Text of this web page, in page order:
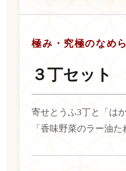
極み・究極のなめ
３丁セット
寄せとうふ3丁と「は
「香味野菜のラー油